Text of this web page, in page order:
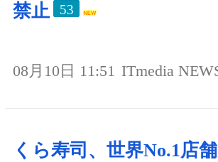
禁止
53
08月10日 11:51 ITmedia
くら寿司、世界No.1店